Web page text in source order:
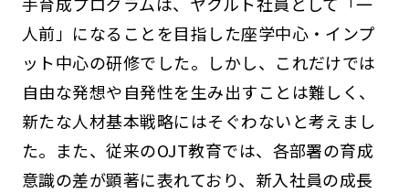
人前」になることを目指した座学中心・インプ
ット中心の研修でした。しかし、これだけでは
自由な発想や自発性を生み出すことは難しく、
新たな人材基本戦略にはそぐわないと考えまし
た。また、従来のOJT教育では、各部署の育成
意識の差が顕著に表れており、新入社員の成長